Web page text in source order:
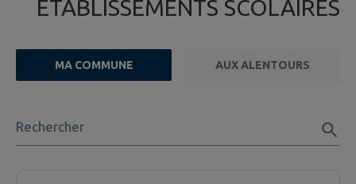
ÉTABLISSEMENTS SCOLAIRES
MA COMMUNE AUX ALENTOURS
Rechercher